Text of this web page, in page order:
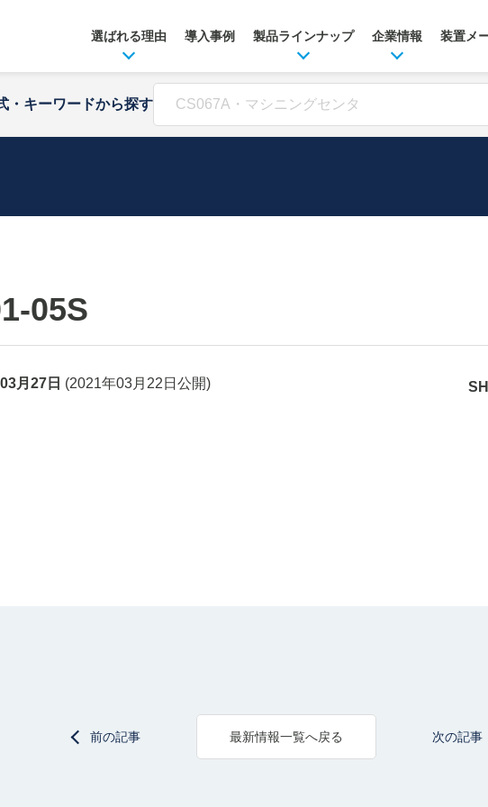
選ばれる理由 導入事例 製品ラインナップ 企業情報 装置メ
・キーワードから探す
05S
月27日 (2021年03月22日 公開)
前の記事 最新情報一覧へ戻る 次の記事